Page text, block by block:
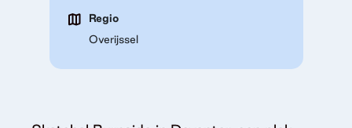
Regio
Overijssel